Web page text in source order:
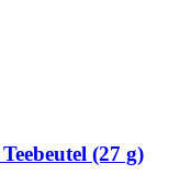
(27 g)